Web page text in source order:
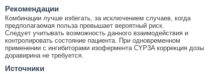
Рекомендации
Комбинации лучше избегать, за исключением случаев, когда
предполагаемая польза превышает вероятный риск.
Следует учитывать возможность данного взаимодействия и
контролировать состояние пациента. При одновременном
применении с ингибиторами изофермента CYP3A коррекция дозы
доравирина не требуется.
Источники